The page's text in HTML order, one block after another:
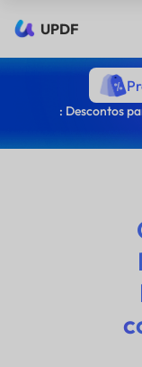
UPDF
: Descontos